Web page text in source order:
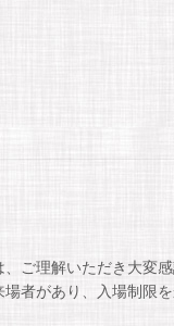
ご理解いただき大変
者があり、入場制限